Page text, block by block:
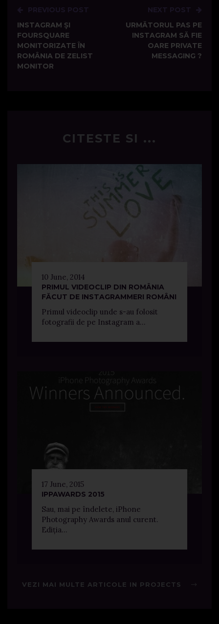
Post
navigation
PREVIOUS POST
INSTAGRAM ŞI
FOURSQUARE
MONITORIZATE ÎN
ROMÂNIA DE ZELIST
MONITOR
NEXT POST
URMĂTORUL PAS PE
INSTAGRAM SĂ FIE
OARE PRIVATE
MESSAGING ?
CITESTE SI ...
10 June, 2014
PRIMUL VIDEOCLIP DIN ROMÂNIA
FĂCUT DE INSTAGRAMMERI ROMÂNI
Primul videoclip unde s-au folosit
fotografii de pe Instagram a...
17 June, 2015
IPPAWARDS 2015
Sau, mai pe îndelete, iPhone
Photography Awards anul curent.
Ediția...
VEZI MAI MULTE ARTICOLE IN PROJECTS